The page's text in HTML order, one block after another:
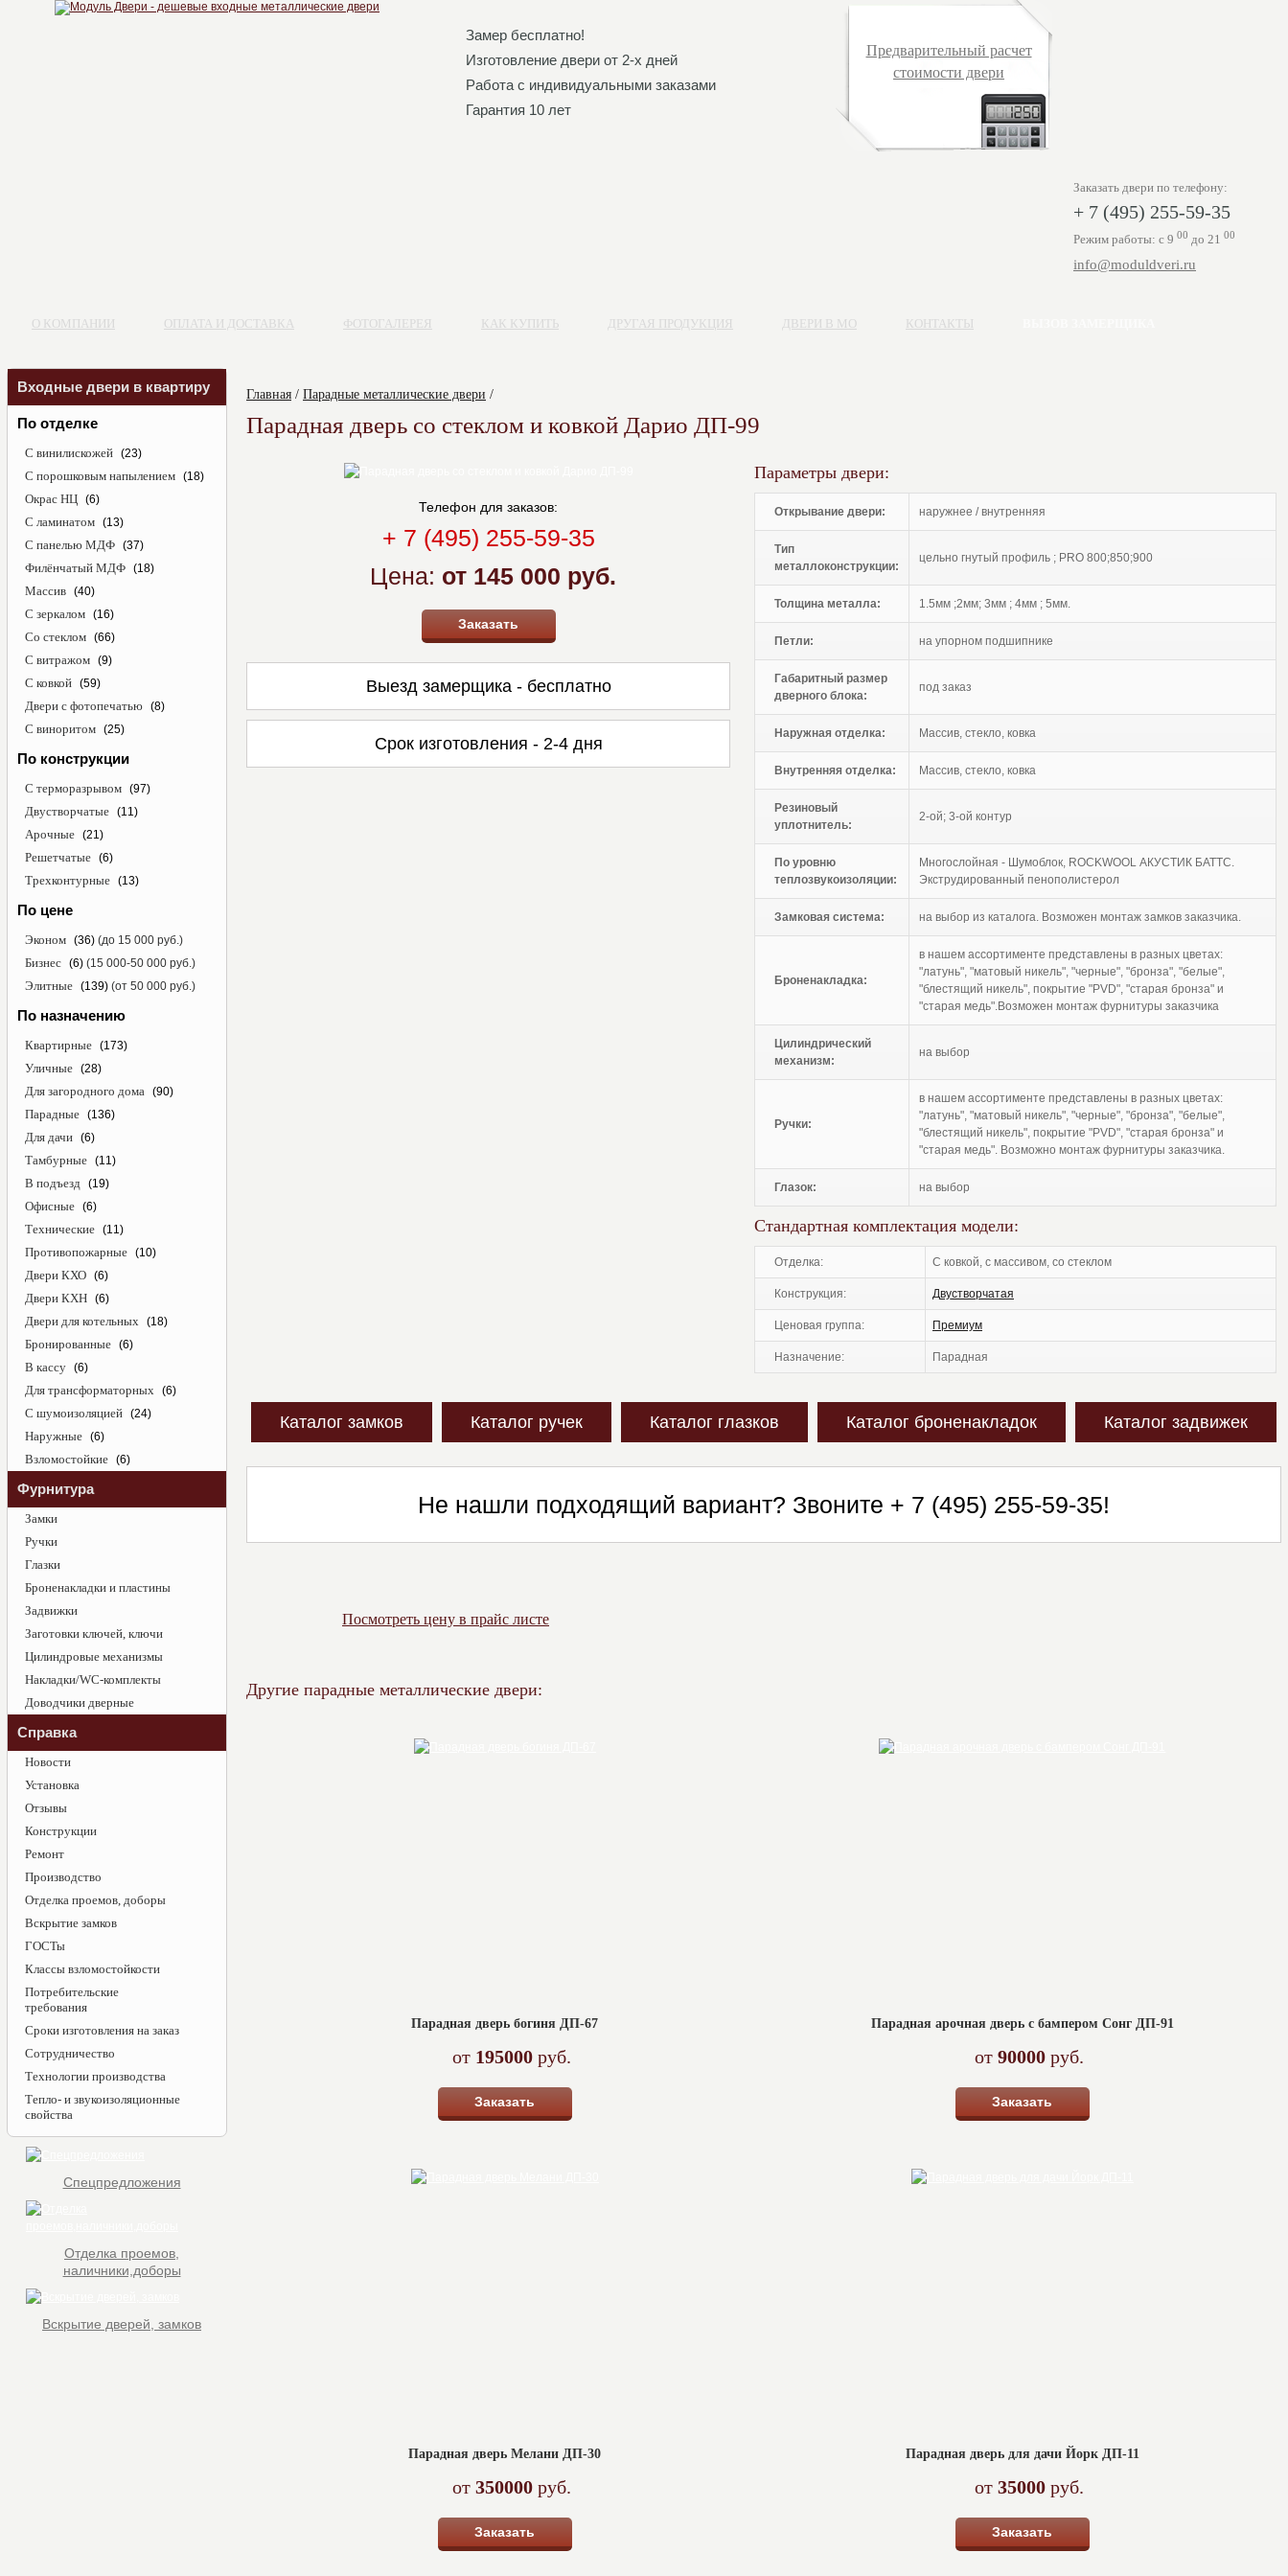
Замер бесплатно!
Изготовление двери от 2-х дней
Работа с индивидуальными заказами
Гарантия 10 лет
Предварительный расчет
стоимости двери
Заказать двери по телефону:
+ 7 (495) 255-59-35
Режим работы: с 9 00 до 21 00
info@moduldveri.ru
О КОМПАНИИ ОПЛАТА И ДОСТАВКА ФОТОГАЛЕРЕЯ КАК КУПИТЬ ДРУГАЯ ПРОДУКЦИЯ ДВЕРИ В МО КОНТАКТЫ
Главная / Парадные металлические двери /
Парадная дверь со стеклом и ковкой Дарио ДП-99
Телефон для заказов:
+ 7 (495) 255-59-35
Цена: от 145 000 руб.
Заказать
Выезд замерщика - бесплатно
Срок изготовления - 2-4 дня
Параметры двери:
Открывание двери: наружнее / внутренняя
Тип
металлоконструкции:
цельно гнутый профиль ; PRO 800;850;900
Толщина металла: 1.5мм ;2мм; 3мм ; 4мм ; 5мм.
Петли: на упорном подшипнике
Габаритный размер
дверного блока:
под заказ
Наружная отделка: Массив, стекло, ковка
Внутренняя отделка: Массив, стекло, ковка
Резиновый
уплотнитель:
2-ой; 3-ой контур
По уровню
теплозвукоизоляции:
Многослойная - Шумоблок, ROCKWOOL АКУСТИК БАТТС.
Экструдированный пенополистерол
Замковая система: на выбор из каталога. Возможен монтаж замков заказчика.
Броненакладка:
в нашем ассортименте представлены в разных цветах:
"латунь", "матовый никель", "черные", "бронза", "белые",
"блестящий никель", покрытие "PVD", "старая бронза" и
"старая медь".Возможен монтаж фурнитуры заказчика
Цилиндрический
механизм:
на выбор
Ручки:
в нашем ассортименте представлены в разных цветах:
"латунь", "матовый никель", "черные", "бронза", "белые",
"блестящий никель", покрытие "PVD", "старая бронза" и
"старая медь". Возможно монтаж фурнитуры заказчика.
Глазок: на выбор
Стандартная комплектация модели:
отделка: с ковкой, с массивом, со стеклом
конструкция: двустворчатая
ценовая группа: премиум
назначение: парадная
Каталог замков Каталог ручек Каталог глазков Каталог броненакладок Каталог задвижек
Не нашли подходящий вариант? Звоните + 7 (495) 255-59-35!
Посмотреть цену в прайс листе
Другие парадные металлические двери:
Парадная дверь богиня ДП-67
от 195000 руб.
Заказать
Парадная арочная дверь с бампером Сонг ДП-91
от90000 руб.
Заказать
Парадная дверь Мелани ДП-30
от350000 руб.
Заказать
Парадная дверь для дачи Йорк ДП-11
от35000 руб.
Заказать
Входные двери в квартиру
По отделке
С винилискожей (23)
С порошковым напылением (18)
Окрас НЦ (6)
С ламинатом (13)
С панелью МДФ (37)
Филёнчатый МДФ (18)
Массив (40)
С зеркалом (16)
Со стеклом (66)
С витражом (9)
С ковкой (59)
Двери с фотопечатью (8)
С виноритом (25)
По конструкции
С терморазрывом (97)
Двустворчатые (11)
Арочные (21)
Решетчатые (6)
Трехконтурные (13)
По цене
Эконом (36) (до 15 000 руб.)
Бизнес (6) (15 000-50 000 руб.)
Элитные (139) (от 50 000 руб.)
По назначению
Квартирные (173)
Уличные (28)
Для загородного дома (90)
Парадные (136)
Для дачи (6)
Тамбурные (11)
В подъезд (19)
Офисные (6)
Технические (11)
Противопожарные (10)
Двери КХО (6)
Двери КХН (6)
Двери для котельных (18)
Бронированные (6)
В кассу (6)
Для трансформаторных (6)
С шумоизоляцией (24)
Наружные (6)
Взломостойкие (6)
Фурнитура
Замки
Ручки
Глазки
Броненакладки и пластины
Задвижки
Заготовки ключей, ключи
Цилиндровые механизмы
Накладки/WC-комплекты
Доводчики дверные
Справка
Новости
Установка
Отзывы
Конструкции
Ремонт
Производство
Отделка проемов, доборы
Вскрытие замков
ГОСТы
Классы взломостойкости
Потребительские
требования
Сроки изготовления на заказ
Сотрудничество
Технологии производства
Тепло- и звукоизоляционные
свойства
Спецпредложения
Отделка проемов,
наличники,доборы
Вскрытие дверей, замков